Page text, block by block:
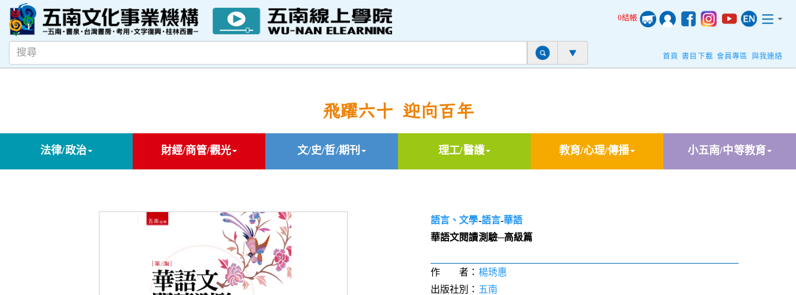
0結帳
首頁 書目下載 會員專區 與我連絡
飛躍六十 迎向百年
法律/政治 財經/商管/觀光 文/史/哲/期刊 理工/醫護 教育/心理/傳播 小五南/中等教育
語言、文學-語言-華語
華語文閱讀測驗─高級篇
作 者： 楊琇惠
出版社別： 五南